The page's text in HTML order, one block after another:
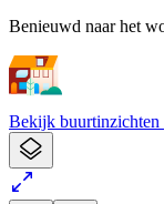
Benieuwd naar het
Bekijk buurtinzichten